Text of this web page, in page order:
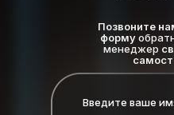
Введите ваше
Позвоните
форму
менеджер